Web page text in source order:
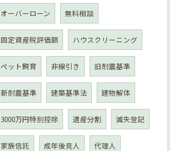
オーバーローン 無料相談
固定資産税評価額 ハウスクリーニング
ペット飼育 非線引き 旧耐震基準
新耐震基準 建築基準法 建物解体
3000万円特別控除 遺産分割 滅失登記
家族信託 成年後見人 代理人